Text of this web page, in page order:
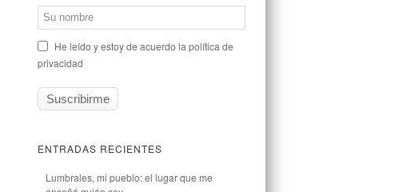
He leído y estoy de acuerdo la política de
privacidad
ENTRADAS RECIENTES
Lumbrales, mi pueblo: el lugar que me